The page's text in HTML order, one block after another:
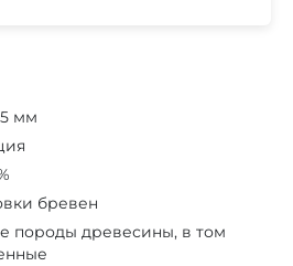
мм
бревен
породы древесины, в том